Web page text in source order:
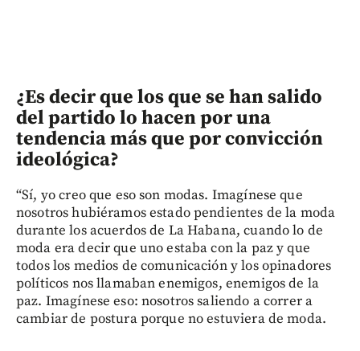
¿Es decir que los que se han salido
del partido lo hacen por una
tendencia más que por convicción
ideológica?
“Sí, yo creo que eso son modas. Imagínese que
nosotros hubiéramos estado pendientes de la moda
durante los acuerdos de La Habana, cuando lo de
moda era decir que uno estaba con la paz y que
todos los medios de comunicación y los opinadores
políticos nos llamaban enemigos, enemigos de la
paz. Imagínese eso: nosotros saliendo a correr a
cambiar de postura porque no estuviera de moda.